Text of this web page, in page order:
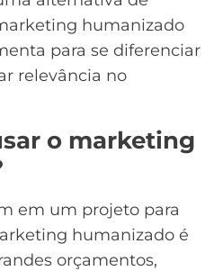
humanizado
para se diferenciar
relevância no
o marketing
em um projeto para
humanizado é
orçamentos,